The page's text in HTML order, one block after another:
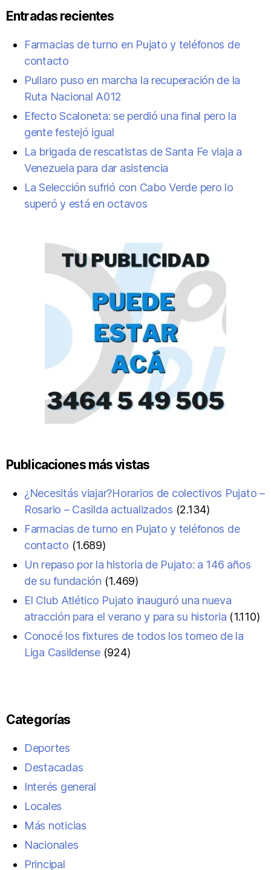
Entradas recientes
Farmacias de turno en Pujato y teléfonos de
contacto
Pullaro puso en marcha la recuperación de la
Ruta Nacional A012
Efecto Scaloneta: se perdió una final pero la
gente festejó igual
La brigada de rescatistas de Santa Fe viaja a
Venezuela para dar asistencia
La Selección sufrió con Cabo Verde pero lo
superó y está en octavos
Publicaciones más vistas
¿Necesitás viajar?Horarios de colectivos Pujato –
Rosario – Casilda actualizados (2.134)
Farmacias de turno en Pujato y teléfonos de
contacto (1.689)
Un repaso por la historia de Pujato: a 146 años
de su fundación (1.469)
El Club Atlético Pujato inauguró una nueva
atracción para el verano y para su historia (1.110)
Conocé los fixtures de todos los torneo de la
Liga Casildense (924)
Categorías
Deportes
Destacadas
Interés general
Locales
Más noticias
Nacionales
Principal